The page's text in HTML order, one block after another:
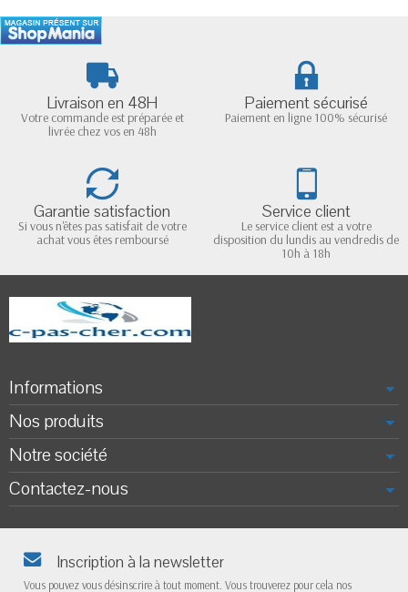
Livraison en 48H
Votre commande est préparée et
livrée chez vos en 48h
Paiement sécurisé
Paiement en ligne 100% sécurisé
Garantie satisfaction
Si vous n'êtes pas satisfait de votre
achat vous êtes remboursé
Service client
Le service client est a votre
disposition du lundis au vendredis de
10h à 18h
Informations
Nos produits
Notre société
Contactez-nous
Inscription à la newsletter
Vous pouvez vous désinscrire à tout moment. Vous trouverez pour cela nos